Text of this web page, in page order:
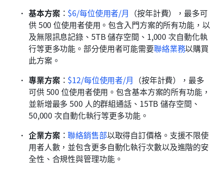
基本方案： $6/每位使用者/月 （按年計費），最多可
供 500 位使用者使用。包含入門方案的所有功能，以
及無限訊息記錄、5TB 儲存空間、1,000 次自動化執
行等更多功能。部分使用者可能需要聯絡業務以購買
此方案。
專業方案： $12/每位使用者/月 （按年計費），最多
可供 500 位使用者使用。包含基本方案的所有功能，
並新增最多 500 人的群組通話、15TB 儲存空間、
50,000 次自動化執行等更多功能。
企業方案：聯絡銷售部以取得自訂價格。支援不限使
用者人數，並包含更多自動化執行次數以及進階的安
全性、合規性與管理功能。